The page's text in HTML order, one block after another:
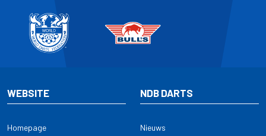
WEBSITE
Homepage
NDB DARTS
Nieuws